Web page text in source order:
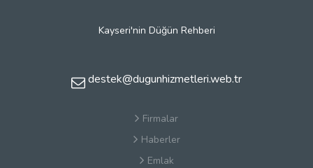
Kayseri'nin Düğün Rehberi
destek@dugunhizmetleri.web.tr
Firmalar
Haberler
Emlak